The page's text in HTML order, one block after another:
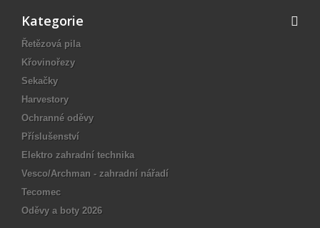
Kategorie
Řetězová pila
Křovinořezy
Sekačky
Harvestory
Ochranné oděvy
Příslušenství
Elektro zahradní technika
Vesco/Archman - zahradní nářadí
Tecomec
Oděvy a boty 2026